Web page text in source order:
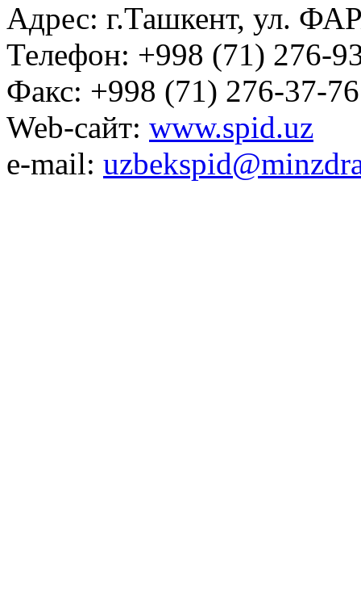
Адрес: г.Ташкент, ул.
Телефон: +998 (71) 276-
Факс: +998 (71) 276-37-76
Web-сайт: www.spid.uz
e-mail: